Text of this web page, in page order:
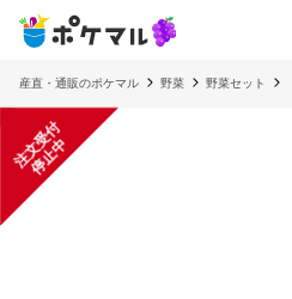
産直・通販のポケマル 野菜 野菜セット
注
文
受
付
停
止
中